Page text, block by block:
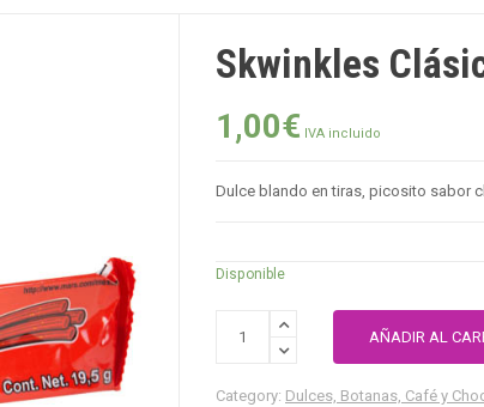
Skwinkles
1,00€ IVA incluido
Dulce blando en tiras, picosito sabor
Disponible
AÑADIR AL
Category: Dulces, Botanas, Café y